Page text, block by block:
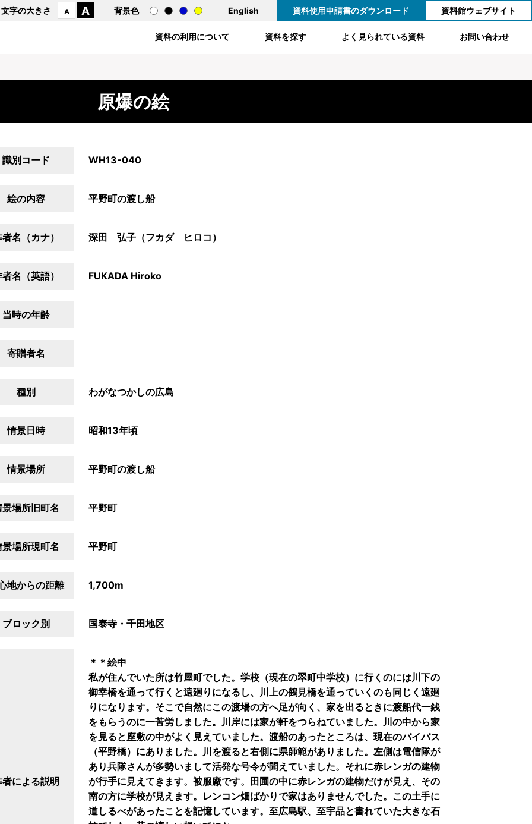
文字の大きさ A A 背景色 English 資料使用申請書のダウンロード 資料館ウェブサイト
資料の利用について 資料を探す よく見られている資料 お問い合わせ
原爆の絵
識別コード WH13-040
絵の内容 平野町の渡し船
名（カナ） 深田 弘子（フカダ ヒロコ）
名（英語） FUKADA Hiroko
当時の年齢
寄贈者名
種別 わがなつかしの広島
情景日時 昭和13年頃
情景場所 平野町の渡し船
景場所旧町名 平野町
景場所現町名 平野町
地からの距離 1,700m
ブロック別 国泰寺・千田地区
者による説明
＊＊絵中
私が住んでいた所は竹屋町でした。学校（現在の翠町中学校）に行くのには川下の
御幸橋を通って行くと遠廻りになるし、川上の鶴見橋を通っていくのも同じく遠廻
りになります。そこで自然にこの渡場の方へ足が向く、家を出るときに渡船代一銭
をもらうのに一苦労しました。川岸には家が軒をつらねていました。川の中から家
を見ると座敷の中がよく見えていました。渡船のあったところは、現在のバイバス
（平野橋）にありました。川を渡ると右側に県師範がありました。左側は電信隊が
あり兵隊さんが多勢いまして活発な号令が聞えていました。それに赤レンガの建物
が行手に見えてきます。被服廠です。田圃の中に赤レンガの建物だけが見え、その
南の方に学校が見えます。レンコン畑ばかりで家はありませんでした。この土手に
道しるべがあったことを記憶しています。至広島駅、至宇品と書れていた大きな石